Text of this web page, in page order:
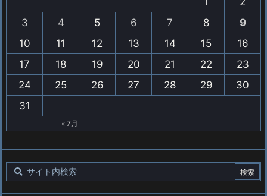
3
4 5 6 7 8
9
10
11 12 13 14 15
16
17
18 19 20 21 22
23
24
25 26 27 28 29
30
31
« 7月